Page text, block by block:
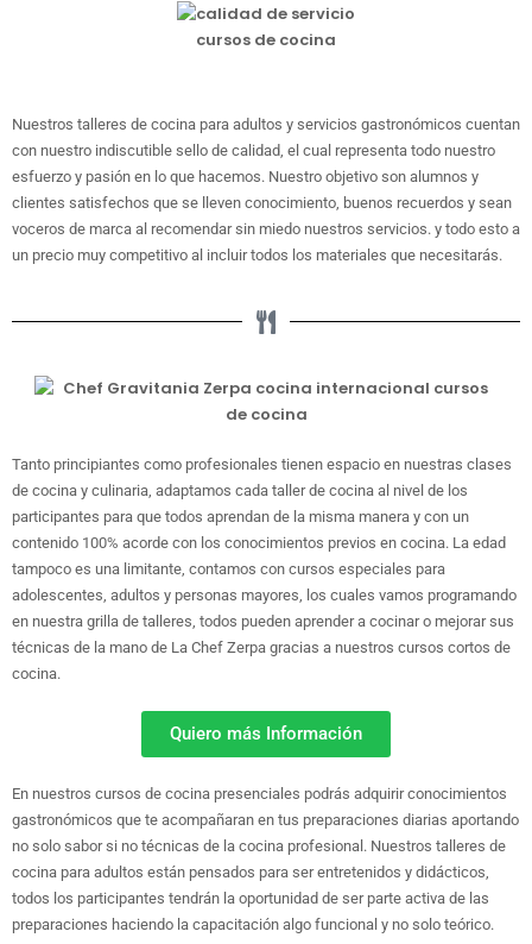
Nuestros talleres de cocina para adultos y servicios gastronómicos cuentan
con nuestro indiscutible sello de calidad, el cual representa todo nuestro
esfuerzo y pasión en lo que hacemos. Nuestro objetivo son alumnos y
clientes satisfechos que se lleven conocimiento, buenos recuerdos y sean
voceros de marca al recomendar sin miedo nuestros servicios. y todo esto a
un precio muy competitivo al incluir todos los materiales que necesitarás.
Tanto principiantes como profesionales tienen espacio en nuestras clases
de cocina y culinaria, adaptamos cada taller de cocina al nivel de los
participantes para que todos aprendan de la misma manera y con un
contenido 100% acorde con los conocimientos previos en cocina. La edad
tampoco es una limitante, contamos con cursos especiales para
adolescentes, adultos y personas mayores, los cuales vamos programando
en nuestra grilla de talleres, todos pueden aprender a cocinar o mejorar sus
técnicas de la mano de La Chef Zerpa gracias a nuestros cursos cortos de
cocina.
Quiero más Información
En nuestros cursos de cocina presenciales podrás adquirir conocimientos
gastronómicos que te acompañaran en tus preparaciones diarias aportando
no solo sabor si no técnicas de la cocina profesional. Nuestros talleres de
cocina para adultos están pensados para ser entretenidos y didácticos,
todos los participantes tendrán la oportunidad de ser parte activa de las
preparaciones haciendo la capacitación algo funcional y no solo teórico.